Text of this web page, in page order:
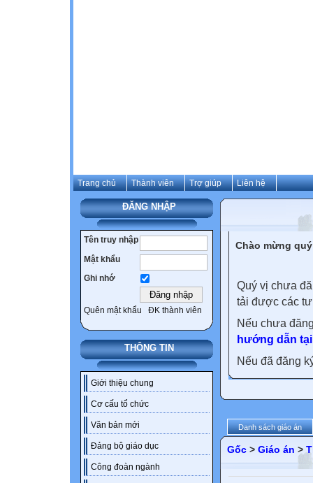
Trang chủ Thành viên Trợ giúp Liên hệ
ĐĂNG NHẬP
Tên truy nhập
Mật khẩu
Ghi nhớ
Quên mật khẩu ĐK thành viên
THÔNG TIN
Giới thiệu chung
Cơ cấu tổ chức
Văn bản mới
Đảng bộ giáo dục
Công đoàn ngành
Chào mừng
Quý vị chưa
tải được các
Nếu chưa
hướng dẫn
Nếu đã đăng
Danh sách giáo án
Gốc > Giáo án >